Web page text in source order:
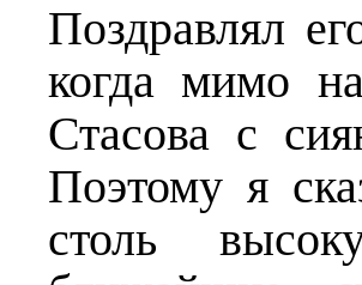
Поздравлял
когда мимо
Стасова с
Поэтому я
столь